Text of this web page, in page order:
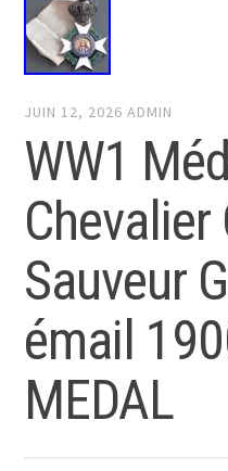
JUIN 12, 2026 ADMIN
WW1
Chevalier
Sauveur
émail
MEDAL